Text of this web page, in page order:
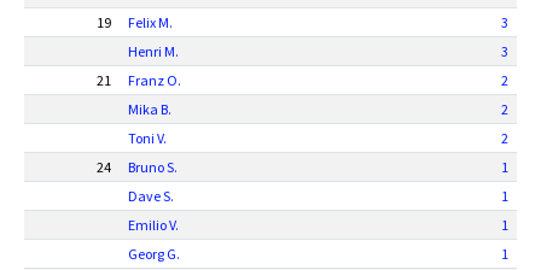
19
Felix M.
3
Henri M.
3
21
Franz O.
2
Mika B.
2
Toni V.
2
24
Bruno S.
1
Dave S.
1
Emilio V.
1
Georg G.
1